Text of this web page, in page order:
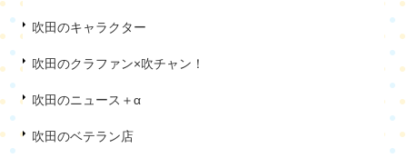
吹田のキャラクター
吹田のクラファン×吹チャン！
吹田のニュース＋α
吹田のベテラン店